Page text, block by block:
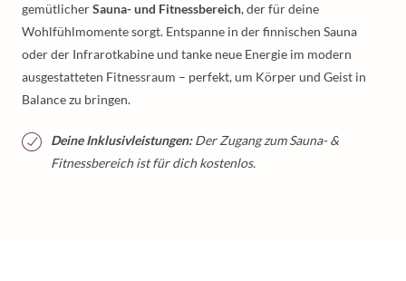
gemütlicherSauna- und Fitnessbereich, der für deine
Wohlfühlmomente sorgt. Entspanne in der finnischen Sauna
oder der Infrarotkabine und tanke neue Energie im modern
ausgestatteten Fitnessraum – perfekt, um Körper und Geist in
Balance zu bringen.
Deine Inklusivleistungen:Der Zugang zum Sauna- &
Fitnessbereich ist für dich kostenlos.